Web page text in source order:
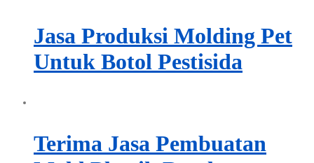
Jasa Produksi Molding Pet
Untuk Botol Pestisida
Terima Jasa Pembuatan